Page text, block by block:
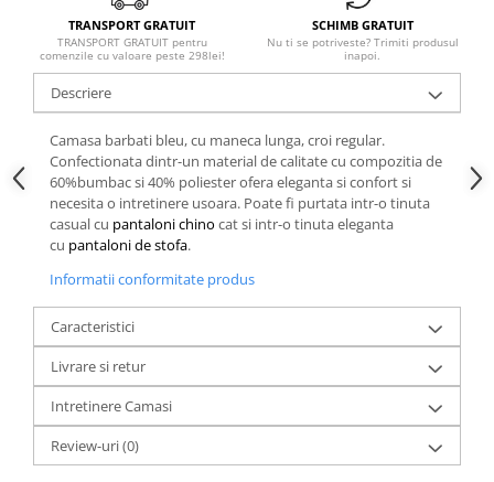
TRANSPORT GRATUIT
TRANSPORT GRATUIT pentru
comenzile cu valoare peste 298lei!
SCHIMB GRATUIT
Nu ti se potriveste? Trimiti produsul
inapoi.
Descriere
Camasa barbati bleu, cu maneca lunga, croi regular.
Confectionata dintr-un material de calitate cu compozitia de
60%bumbac si 40% poliester ofera eleganta si confort si
necesita o intretinere usoara. Poate fi purtata intr-o tinuta
casual cu pantaloni chino cat si intr-o tinuta eleganta
cu pantaloni de stofa.
Informatii conformitate produs
Caracteristici
Livrare si retur
Intretinere Camasi
Review-uri(0)